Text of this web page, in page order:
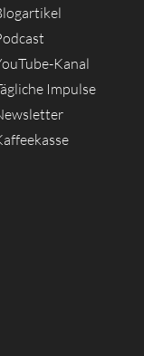
Kanal
Impulse